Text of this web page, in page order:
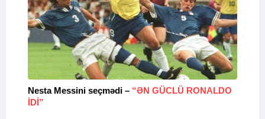
Nesta Messini seçmədi – “ƏN GÜCLÜ RONALDO
IDI”